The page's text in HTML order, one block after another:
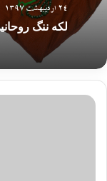
24 اردیبهشت 1397
لکه ننگ